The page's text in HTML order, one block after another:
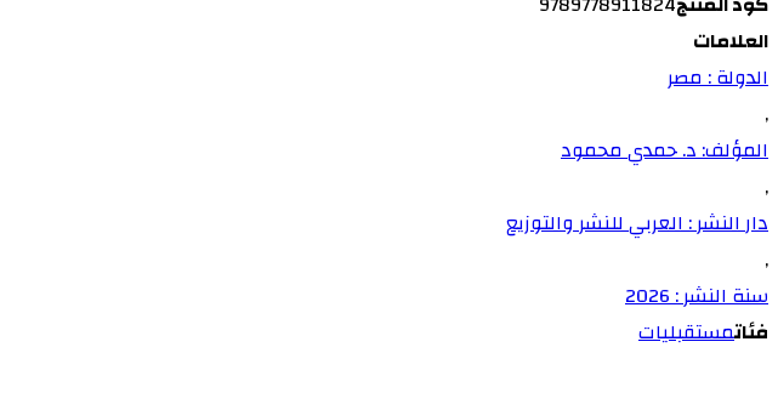
العلامات
الدولة : مصر
,
المؤلف: د. حمدي محمود
,
دار النشر : العربي للنشر والتوزيع
,
سنة النشر : 2026
فئاتمستقبليات